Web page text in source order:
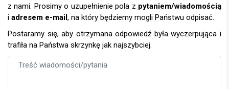
z nami. Prosimy o uzupełnienie pola z pytaniem/wiadomością
i adresem e-mail, na który będziemy mogli Państwu odpisać.
Postaramy się, aby otrzymana odpowiedź była wyczerpująca i
trafiła na Państwa skrzynkę jak najszybciej.